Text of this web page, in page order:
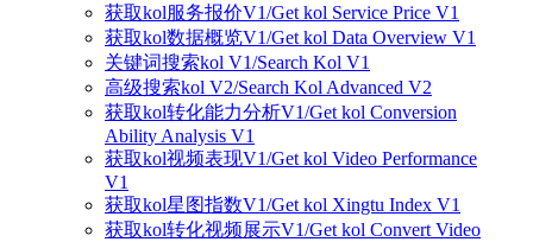
获取kol服务报价V1/Get kol Service Price V1
获取kol数据概览V1/Get kol Data Overview V1
关键词搜索kol V1/Search Kol V1
高级搜索kol V2/Search Kol Advanced V2
获取kol转化能力分析V1/Get kol Conversion
Ability Analysis V1
获取kol视频表现V1/Get kol Video Performance
V1
获取kol星图指数V1/Get kol Xingtu Index V1
获取kol转化视频展示V1/Get kol Convert Video